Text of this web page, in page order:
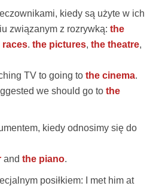
kiedy są użyte w ich
związanym z rozrywką: the
races. the pictures, the theatre,
TV to going to the cinema.
we should go to the
kiedy odnosimy się do
and the piano.
posiłkiem: I met him at